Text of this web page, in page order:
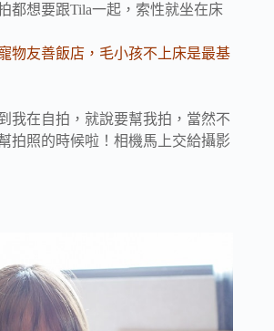
都想要跟Tila一起，索性就坐在床
物友善飯店，毛小孩不上床是最基
我在自拍，就說要幫我拍，當然不
拍照的時候啦！相機馬上交給攝影